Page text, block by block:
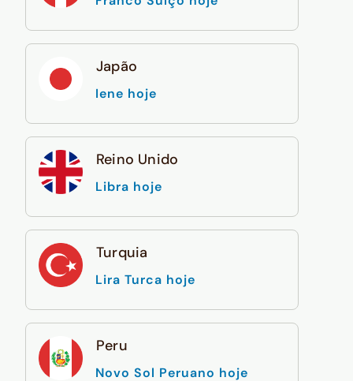
Japão
Iene hoje
Reino Unido
Libra hoje
Turquia
Lira Turca hoje
Peru
Novo Sol Peruano hoje